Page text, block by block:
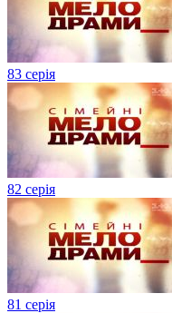
83 серія
82 серія
81 серія